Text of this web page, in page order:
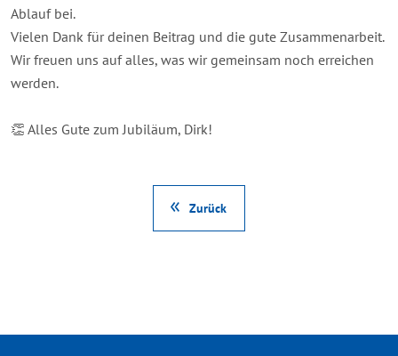
Ablauf bei.
Vielen Dank für deinen Beitrag und die gute Zusammenarbeit.
Wir freuen uns auf alles, was wir gemeinsam noch erreichen
werden.
👏 Alles Gute zum Jubiläum, Dirk!
Zurück